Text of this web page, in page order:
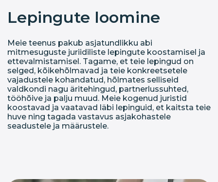
Lepingute loomine
Meie teenus pakub asjatundlikku abi
mitmesuguste juriidiliste lepingute koostamisel ja
ettevalmistamisel. Tagame, et teie lepingud on
selged, kõikehõlmavad ja teie konkreetsetele
vajadustele kohandatud, hõlmates selliseid
valdkondi nagu äritehingud, partnerlussuhted,
tööhõive ja palju muud. Meie kogenud juristid
koostavad ja vaatavad läbi lepinguid, et kaitsta teie
huve ning tagada vastavus asjakohastele
seadustele ja määrustele.